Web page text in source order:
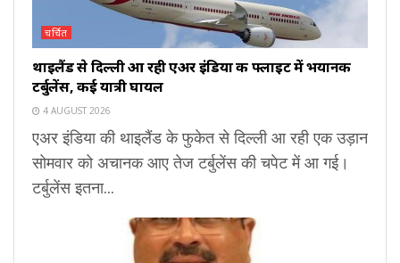
चर्चित
थाइलैंड से दिल्ली आ रही एअर इंडिया की फ्लाइट में भयानक
टर्बुलेंस, कई यात्री घायल
4 AUGUST 2026
एअर इंडिया की थाइलैंड के फुकेत से दिल्ली आ रही एक उड़ान
सोमवार को अचानक आए तेज टर्बुलेंस की चपेट में आ गई।
टर्बुलेंस इतना...